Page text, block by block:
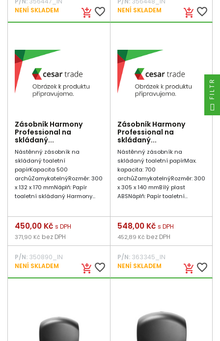
add_shopping_cart favorite_border
NENÍ SKLADEM
add_shopping_cart favorite_border
NENÍ SKLADEM
Zásobník Harmony
Professional na
skládaný...
Nástěnný zásobník na
skládaný toaletní
papírKapacita 500
archůZamykatelnýRozměr: 300
x 132 x 170 mmNáplň: Papír
toaletní skládaný Harmony...
add_shopping_cart favorite_border
Cena
450,00 Kč s DPH
371,90 Kč bez DPH
P/N: 350890_IN
NENÍ SKLADEM
Zásobník Harmony
Professional na
skládaný...
Nástěnný zásobník na
skládaný toaletní papírMax.
kapacita: 700
archůZamykatelnýRozměr: 300
x 305 x 140 mmBílý plast
ABSNáplň: Papír toaletní...
add_shopping_cart favorite_border
Cena
548,00 Kč s DPH
452,89 Kč bez DPH
P/N:363345_IN
NENÍ SKLADEM
FILTR